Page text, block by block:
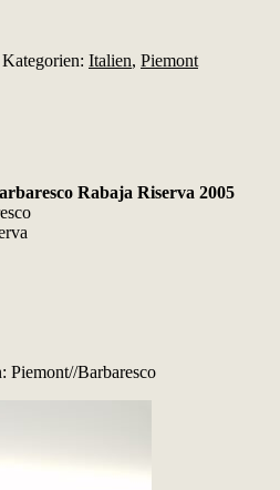
Kategorien: Italien, Piemont
Rabaja Riserva 2005
Piemont//Barbaresco